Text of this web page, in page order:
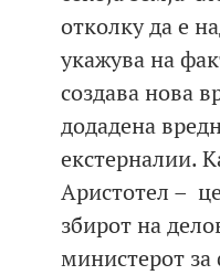
отколку да е
укажува на
создава нова
додадена
екстерналии.
Аристотел –
збирот на
министерот